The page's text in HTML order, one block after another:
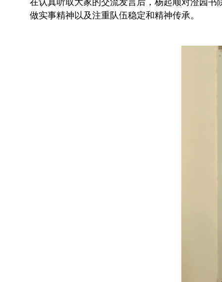
在认真听取大家的交流发言后，杨起顺对澄园书
做实事精神以及注重队伍稳定和精神传承。